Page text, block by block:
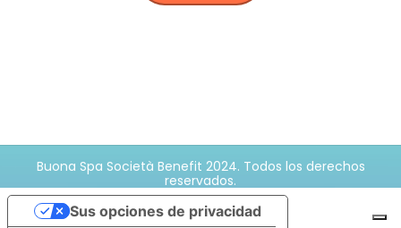
Buona Spa Società Benefit 2024. Todos los derechos
reservados.
Sus opciones de privacidad